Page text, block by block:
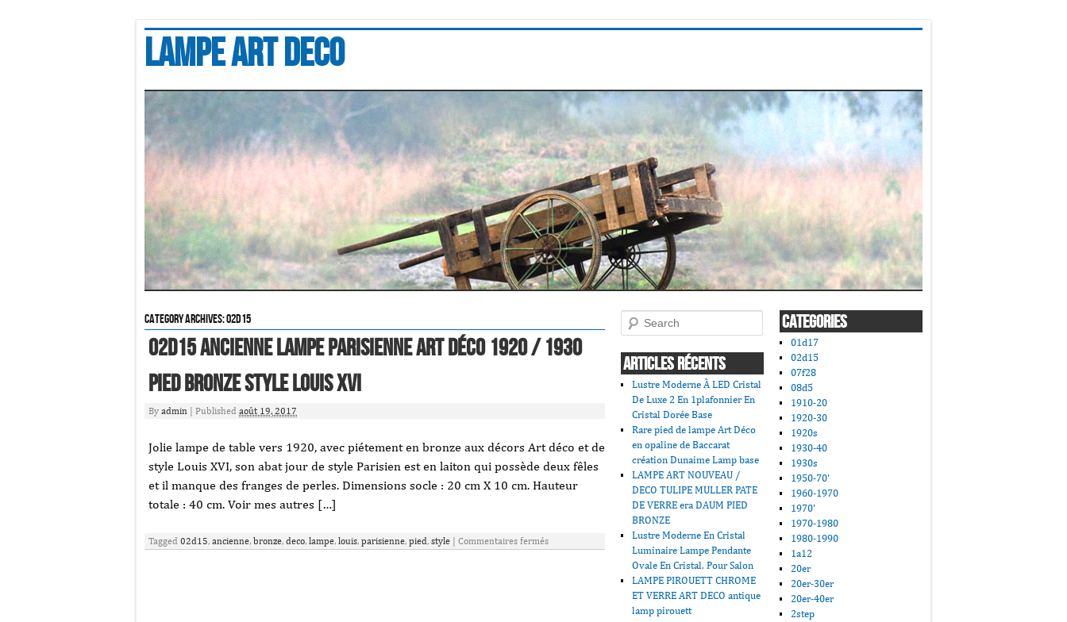
Lampe art deco
Category Archives:02d15
02d15 Ancienne Lampe Parisienne Art Déco 1920 / 1930
Pied Bronze Style Louis XVI
By admin Published août 19, 2017
Jolie lampe de table vers 1920, avec piétement en bronze aux décors Art déco et de
style Louis XVI, son abat jour de style Parisien est en laiton qui possède deux fêles
et il manque des franges de perles. Dimensions socle : 20 cm X 10 cm. Hauteur
totale : 40 cm. Voir mes autres […]
Tagged 02d15, ancienne, bronze, deco, lampe, louis, parisienne, pied, style Commentaires fermés
Search
ARTICLES RÉCENTS
Lustre Moderne À LED Cristal
De Luxe 2 En 1plafonnier En
Cristal Dorée Base
Rare pied de lampe Art Déco
en opaline de Baccarat
création Dunaime Lamp base
LAMPE ART NOUVEAU /
DECO TULIPE MULLER PATE
DE VERRE era DAUM PIED
BRONZE
Lustre Moderne En Cristal
Luminaire Lampe Pendante
Ovale En Cristal, Pour Salon
LAMPE PIROUETT CHROME
ET VERRE ART DECO antique
lamp pirouett
CATEGORIES
01d17
02d15
07f28
08d5
1910-20
1920-30
1920s
1930-40
1930s
1950-70'
1960-1970
1970'
1970-1980
1980-1990
1a12
20er
20er-30er
20er-40er
2step